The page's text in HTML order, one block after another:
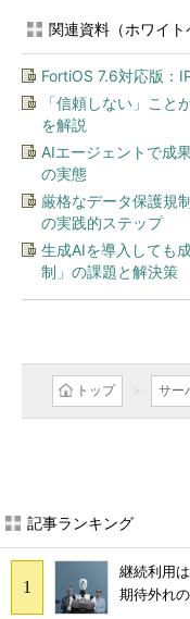
関連資料（ホワイト
FortiOS 7.6対応版：
「信頼しない」こ
を解説
AIエージェントで成
の実態
厳格なデータ保護規
の実践的ステップ
生成AIを導入しても
制」の課題と解決策
トップ サー
記事ランキング
継続利用
期待外れ